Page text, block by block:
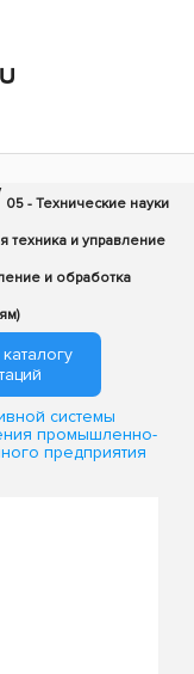
05 - Технические науки
техника и управление
и обработка
системы
промышленно-
предприятия